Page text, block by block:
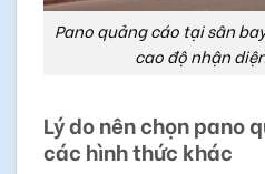
Pano quảng cáo tại sân
cao độ nhận
Lý do nên chọn pano
các hình thức khác